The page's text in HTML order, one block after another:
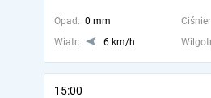
Opad: 0 mm
Wiatr:
6 km/h
15:00